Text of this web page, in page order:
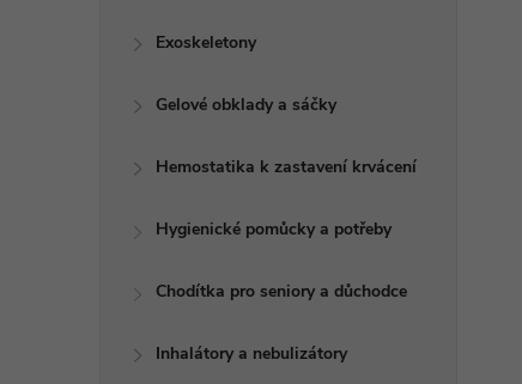
Exoskeletony
Gelové obklady a sáčky
Hemostatika k zastavení krvácení
Hygienické pomůcky a potřeby
Chodítka pro seniory a důchodce
Inhalátory a nebulizátory